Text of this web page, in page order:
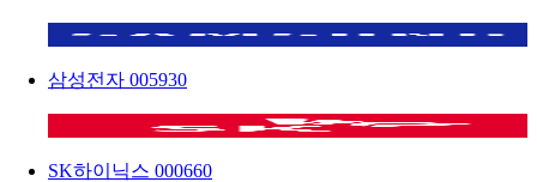
삼성전자 005930
SK하이닉스 000660